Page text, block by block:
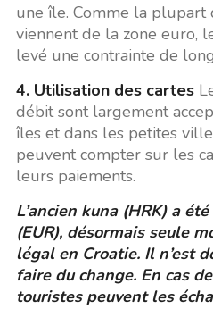
une île. Comme la plupart
viennent de la zone euro,
levé une contrainte de
4. Utilisation des cartes
débit sont largement
îles et dans les petites
peuvent compter sur les
leurs paiements.
L’ancien kuna (HRK) a
(EUR), désormais seule
légal en Croatie. Il n’est
faire du change. En cas
touristes peuvent les